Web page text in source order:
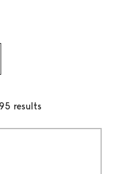
results